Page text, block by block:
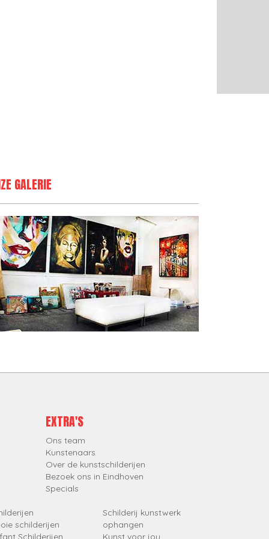
GALERIE
EXTRA'S
Ons team
Kunstenaars
Over de kunstschilderijen
Bezoek ons in Eindhoven
Specials
schilderijen
Schilderijen
Schilderij kunstwerk
ophangen
Kunst voor jou